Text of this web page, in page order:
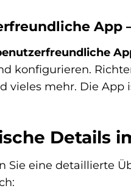
App
konfigurieren.
vieles mehr. Die
Details
Sie eine detaillierte